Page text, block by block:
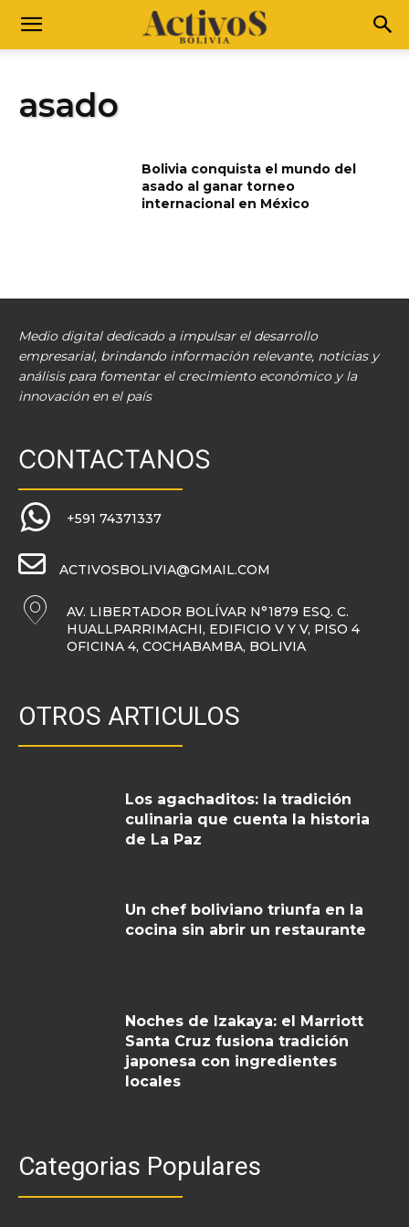
asado
Bolivia conquista el mundo del
asado al ganar torneo
internacional en México
Medio digital dedicado a impulsar el desarrollo
empresarial, brindando información relevante, noticias y
análisis para fomentar el crecimiento económico y la
innovación en el país
CONTACTANOS
+591 74371337
ACTIVOSBOLIVIA@GMAIL.COM
AV. LIBERTADOR BOLÍVAR N°1879 ESQ. C.
HUALLPARRIMACHI, EDIFICIO V Y V, PISO 4
OFICINA 4, COCHABAMBA, BOLIVIA
OTROS ARTICULOS
Los agachaditos: la tradición
culinaria que cuenta la historia
de La Paz
Un chef boliviano triunfa en la
cocina sin abrir un restaurante
Noches de Izakaya: el Marriott
Santa Cruz fusiona tradición
japonesa con ingredientes
locales
Categorias Populares